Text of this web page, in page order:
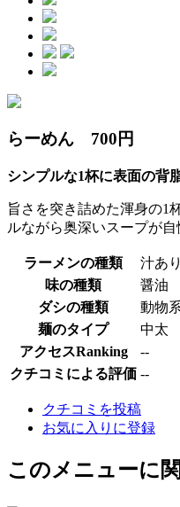
らーめん 700円
シンプルな1杯に表面の背
旨さを突き詰めた渾身の1
ルながら奥深いスープが自
ラーメンの種類
汁あり
味の種類
醤油
ダシの種類
動物
麺のタイプ
中太
アクセスRanking
--
クチコミによる評価 --
クチコミを投稿
お気に入りに登録
このメニューに